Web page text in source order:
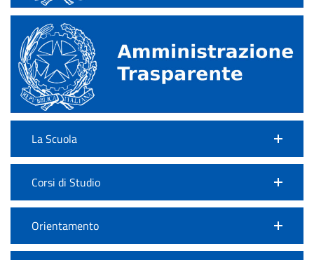
La Scuola
Corsi di Studio
Orientamento